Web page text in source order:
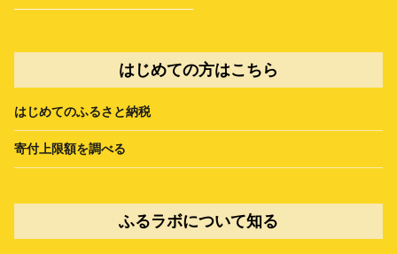
はじめての方はこちら
はじめてのふるさと納税
寄付上限額を調べる
ふるラボについて知る